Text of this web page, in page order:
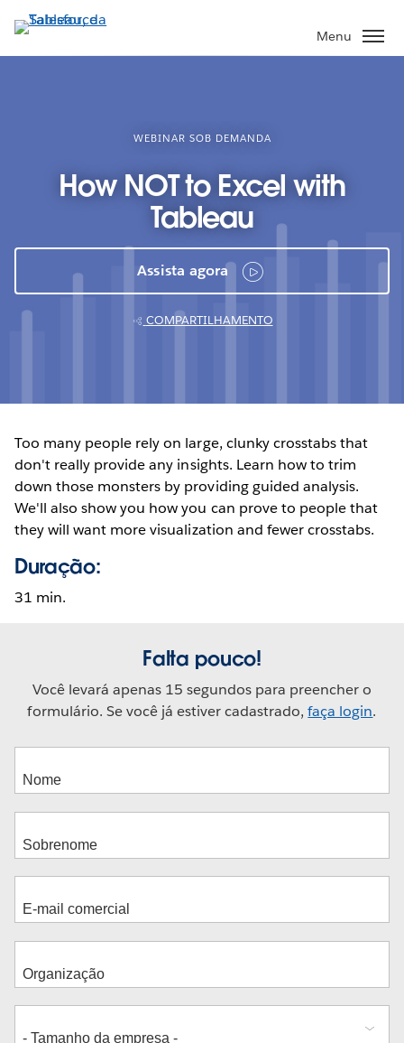
Pular
para
o
Menu
WEBINAR SOB DEMANDA
How NOT to Excel with
Tableau
Assista agora
COMPARTILHAMENTO
Too many people rely on large, clunky crosstabs that
don't really provide any insights. Learn how to trim
down those monsters by providing guided analysis.
We'll also show you how you can prove to people that
they will want more visualization and fewer crosstabs.
Duração:
31 min.
Falta pouco!
Você levará apenas 15 segundos para preencher o
formulário. Se você já estiver cadastrado,faça login.